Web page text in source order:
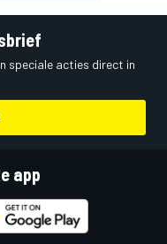
speciale acties direct in
app